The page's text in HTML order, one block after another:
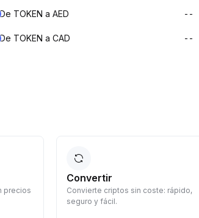
De TOKEN a AED --
De TOKEN a CAD --
precios
Convertir
Convierte criptos sin coste: rápido,
seguro y fácil.